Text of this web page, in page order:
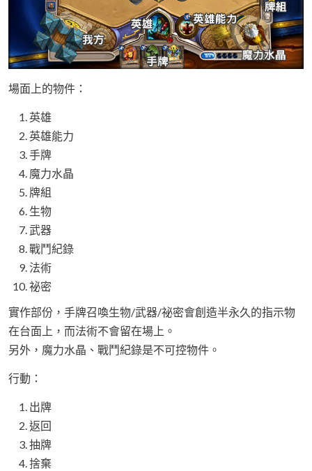
場面上的物件：
英雄
英雄能力
手牌
魔力水晶
牌組
生物
武器
戰鬥紀錄
法術
祕密
實作部份，手牌召喚生物/武器/祕密會創造半永久的指示物
在台面上，而法術不會留在場上。
另外，魔力水晶、戰鬥紀錄是不可控物件。
行動：
出牌
返回
抽牌
捨棄